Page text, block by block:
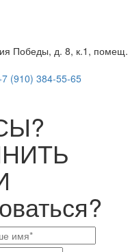
Победы, д. 8, к.1, помещ.
(910) 384-55-65